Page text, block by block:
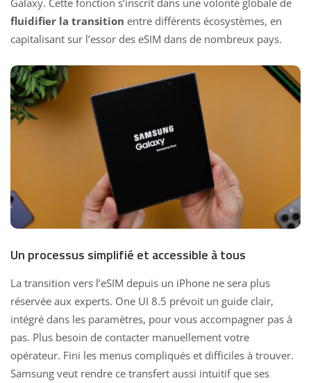
fluidifier la transition entre différents écosystèmes, en
capitalisant sur l’essor des eSIM dans de nombreux pays.
Un processus simplifié et accessible à tous
La transition vers l’eSIM depuis un iPhone ne sera plus
réservée aux experts. One UI 8.5 prévoit un guide clair,
intégré dans les paramètres, pour vous accompagner pas à
pas. Plus besoin de contacter manuellement votre
opérateur. Fini les menus compliqués et difficiles à trouver.
Samsung veut rendre ce transfert aussi intuitif que ses